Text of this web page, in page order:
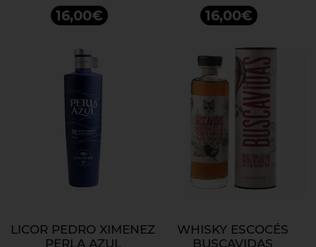
16,00€ 16,00€
LICOR PEDRO XIMENEZ
PERLA AZUL
WHISKY ESCOCÉS
BUSCAVIDAS